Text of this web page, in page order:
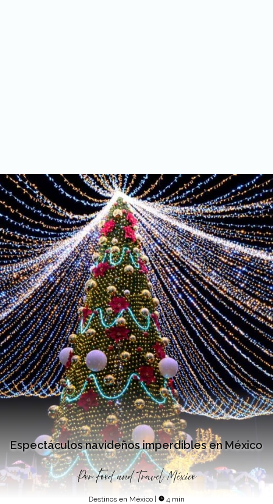
Espectáculos navideños imperdibles en México
PorFood and Travel México
Destinos en México | 4 min